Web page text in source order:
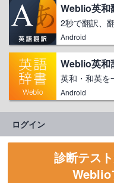
Weblio英和
2秒で翻訳、
Android
Weblio英和
英和・和英を
Android
ログイン
診断テス
Weblio